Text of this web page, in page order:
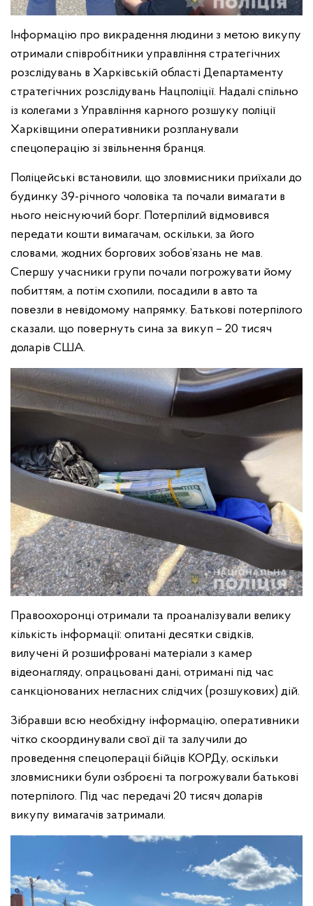
Інформацію про викрадення людини з метою викупу
отримали співробітники управління стратегічних
розслідувань в Харківській області Департаменту
стратегічних розслідувань Нацполіції. Надалі спільно
із колегами з Управління карного розшуку поліції
Харківщини оперативники розпланували
спецоперацію зі звільнення бранця.
Поліцейські встановили, що зловмисники приїхали до
будинку 39-річного чоловіка та почали вимагати в
нього неіснуючий борг. Потерпілий відмовився
передати кошти вимагачам, оскільки, за його
словами, жодних боргових зобов’язань не мав.
Спершу учасники групи почали погрожувати йому
побиттям, а потім схопили, посадили в авто та
повезли в невідомому напрямку. Батькові потерпілого
сказали, що повернуть сина за викуп – 20 тисяч
доларів США.
Правоохоронці отримали та проаналізували велику
кількість інформації: опитані десятки свідків,
вилучені й розшифровані матеріали з камер
відеонагляду, опрацьовані дані, отримані під час
санкціонованих негласних слідчих (розшукових) дій.
Зібравши всю необхідну інформацію, оперативники
чітко скоординували свої дії та залучили до
проведення спецоперації бійців КОРДу, оскільки
зловмисники були озброєні та погрожували батькові
потерпілого. Під час передачі 20 тисяч доларів
викупу вимагачів затримали.